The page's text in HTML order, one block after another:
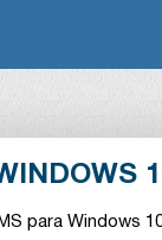
para Windows